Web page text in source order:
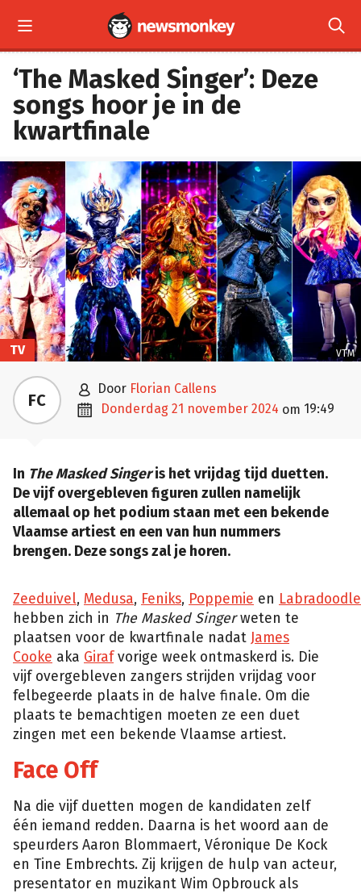
 
‘The Masked Singer’: Deze
songs hoor je in de
kwartfinale
VTM
TV
FC  door Florian Callens
 donderdag 21 november 2024 om 19:49
In The Masked Singeris het vrijdag tijd duetten.
De vijf overgebleven figuren zullen namelijk
allemaal op het podium staan met een bekende
Vlaamse artiest en een van hun nummers
brengen. Deze songs zal je horen.
Zeeduivel, Medusa, Feniks, Poppemie en Labradoodle
hebben zich in The Masked Singerweten te
plaatsen voor de kwartfinale nadat James
Cooke aka Girafvorige week ontmaskerd is. Die
vijf overgebleven zangers strijden vrijdag voor
felbegeerde plaats in de halve finale. Om die
plaats te bemachtigen moeten ze een duet
zingen met een bekende Vlaamse artiest.
Face Off
Na die vijf duetten mogen de kandidaten zelf
één iemand redden. Daarna is het woord aan de
speurders Aaron Blommaert, Véronique De Kock
en Tine Embrechts. Zij krijgen de hulp van acteur,
presentator en muzikant Wim Opbrouck als